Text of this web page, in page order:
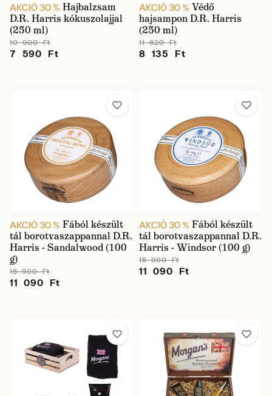
AKCIÓ 30 % Hajbalzsam
D.R. Harris kókuszolajjal
(250 ml)
10 900 Ft
7 590 Ft
AKCIÓ 30 % Védő
hajsampon D.R. Harris
(250 ml)
11 620 Ft
8 135 Ft
AKCIÓ 30 % Fából készült
tál borotvaszappannal D.R.
Harris - Sandalwood (100
g)
15 900 Ft
11 090 Ft
AKCIÓ 30 % Fából készült
tál borotvaszappannal D.R.
Harris - Windsor (100 g)
15 900 Ft
11 090 Ft